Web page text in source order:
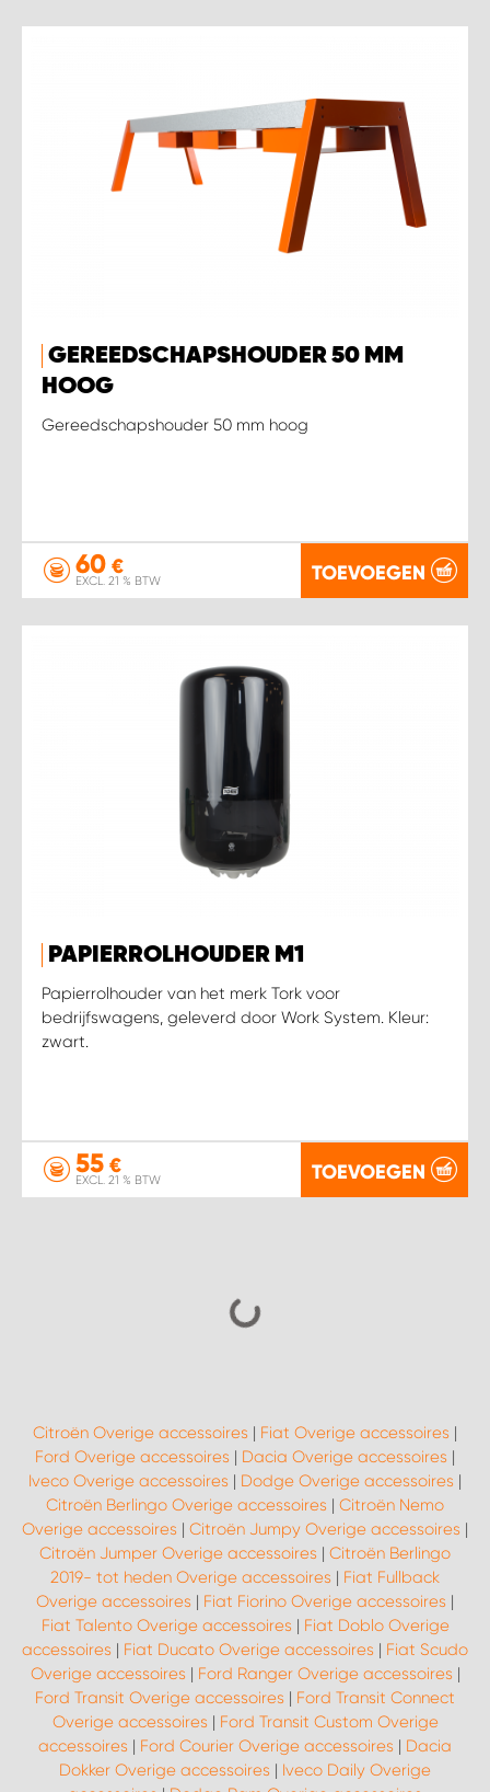
GEREEDSCHAPSHOUDER 50 MM
HOOG
Gereedschapshouder 50 mm hoog
60 €
EXCL. 21 % BTW TOEVOEGEN
PAPIERROLHOUDER M1
Papierrolhouder van het merk Tork voor
bedrijfswagens, geleverd door Work System. Kleur:
zwart.
55 €
EXCL. 21 % BTW TOEVOEGEN
Citroën Overige accessoires | Fiat Overige accessoires |
Ford Overige accessoires | Dacia Overige accessoires |
Iveco Overige accessoires | Dodge Overige accessoires |
Citroën Berlingo Overige accessoires | Citroën Nemo
Overige accessoires | Citroën Jumpy Overige accessoires |
Citroën Jumper Overige accessoires | Citroën Berlingo
2019- tot heden Overige accessoires | Fiat Fullback
Overige accessoires | Fiat Fiorino Overige accessoires |
Fiat Talento Overige accessoires | Fiat Doblo Overige
accessoires | Fiat Ducato Overige accessoires | Fiat Scudo
Overige accessoires | Ford Ranger Overige accessoires |
Ford Transit Overige accessoires | Ford Transit Connect
Overige accessoires | Ford Transit Custom Overige
accessoires | Ford Courier Overige accessoires | Dacia
Dokker Overige accessoires | Iveco Daily Overige